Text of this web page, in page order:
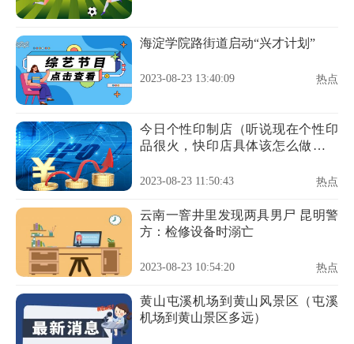
海淀学院路街道启动“兴才计划”
2023-08-23 13:40:09 热点
今日个性印制店（听说现在个性印
品很火，快印店具体该怎么做个性
2023-08-23 11:50:43 热点
云南一窨井里发现两具男尸 昆明警
方：检修设备时溺亡
2023-08-23 10:54:20 热点
黄山屯溪机场到黄山风景区（屯溪
机场到黄山景区多远）